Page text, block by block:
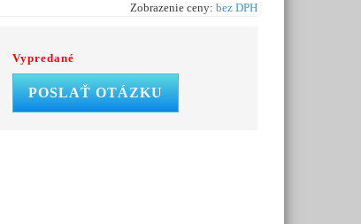
Zobrazenie ceny: bez DPH
Vypredané
POSLAŤ OTÁZKU